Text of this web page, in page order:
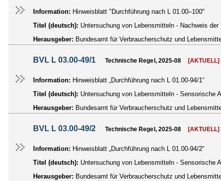
Information: Hinweisblatt "Durchführung nach L 01.00–100"
Titel (deutsch): Untersuchung von Lebensmitteln - Nachweis
Herausgeber: Bundesamt für Verbraucherschutz und
BVL L 03.00-49/1 Technische Regel, 2025-08 [AKTUELL]
Information: Hinweisblatt „Durchführung nach L 01.00-94/1“
Titel (deutsch): Untersuchung von Lebensmitteln - Sensorische
Herausgeber: Bundesamt für Verbraucherschutz und
BVL L 03.00-49/2 Technische Regel, 2025-08 [AKTUELL]
Information: Hinweisblatt „Durchführung nach L 01.00-94/2“
Titel (deutsch): Untersuchung von Lebensmitteln - Sensorische
Herausgeber: Bundesamt für Verbraucherschutz und